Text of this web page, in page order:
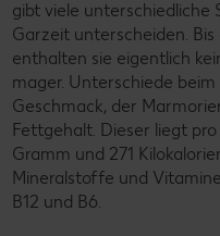
gibt viele unterschiedliche
Garzeit unterscheiden.
enthalten sie eigentlich
mager. Unterschiede
Geschmack, der
Fettgehalt. Dieser liegt pro
Gramm und 271
Mineralstoffe und
B12 und B6.